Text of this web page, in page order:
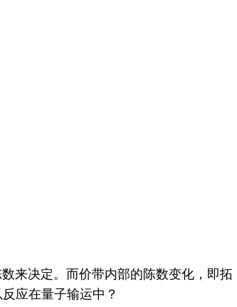
来决定。而价带内部的陈数变化，即拓
应在量子输运中？